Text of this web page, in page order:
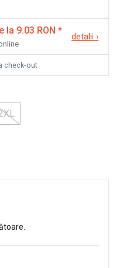
la 9.03 RON *
detalii ›
check-out